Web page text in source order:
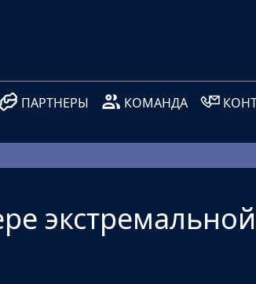
ПАРТНЕРЫ КОМАНДА
экстремальной